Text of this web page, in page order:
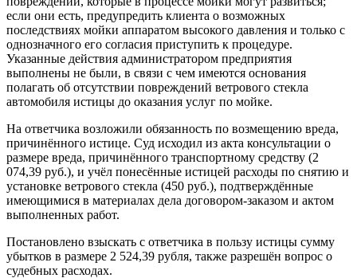
если они есть, предупредить клиента о возможных
последствиях мойки аппаратом высокого давления и только с
однозначного его согласия приступить к процедуре.
Указанные действия администратором предприятия
выполнены не были, в связи с чем имеются основания
полагать об отсутствии повреждений ветрового стекла
автомобиля истицы до оказания услуг по мойке.
На ответчика возложили обязанность по возмещению вреда,
причинённого истице. Суд исходил из акта консультации о
размере вреда, причинённого транспортному средству (2
074,39 руб.), и учёл понесённые истицей расходы по снятию и
установке ветрового стекла (450 руб.), подтверждённые
имеющимися в материалах дела договором-заказом и актом
выполненных работ.
Постановлено взыскать с ответчика в пользу истицы сумму
убытков в размере 2 524,39 рубля, также разрешён вопрос о
судебных расходах.